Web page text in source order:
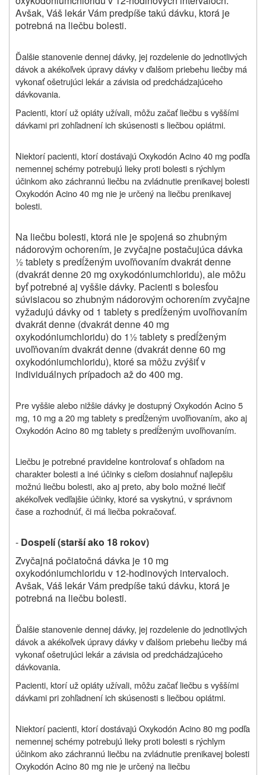
Avšak, Váš lekár Vám predpíše takú dávku, ktorá je
potrebná na liečbu bolesti.
Ďalšie stanovenie dennej dávky, jej rozdelenie do jednotlivých
dávok a akékoľvek úpravy dávky v ďalšom priebehu liečby má
vykonať ošetrujúci lekár a závisia od predchádzajúceho
dávkovania.
Pacienti, ktorí už opiáty užívali, môžu začať liečbu s vyššími
dávkami pri zohľadnení ich skúsenosti s liečbou opiátmi.
Niektorí pacienti, ktorí dostávajú Oxykodón Acino 40 mg podľa
nemennej schémy potrebujú lieky proti bolesti s rýchlym
účinkom ako záchrannú liečbu na zvládnutie prenikavej bolesti
Oxykodón Acino 40 mg nie je určený na liečbu prenikavej
bolesti.
Na liečbu bolesti, ktorá nie je spojená so zhubným
nádorovým ochorením, je zvyčajne postačujúca dávka
½ tablety s predĺženým uvoľňovaním dvakrát denne
(dvakrát denne 20 mg oxykodóniumchloridu), ale môžu
byť potrebné aj vyššie dávky. Pacienti s bolesťou
súvisiacou so zhubným nádorovým ochorením zvyčajne
vyžadujú dávky od 1 tablety s predĺženým uvoľňovaním
dvakrát denne (dvakrát denne 40 mg
oxykodóniumchloridu) do 1½ tablety s predĺženým
uvoľňovaním dvakrát denne (dvakrát denne 60 mg
oxykodóniumchloridu), ktoré sa môžu zvýšiť v
individuálnych prípadoch až do 400 mg.
Pre vyššie alebo nižšie dávky je dostupný Oxykodón Acino 5
mg, 10 mg a 20 mg tablety s predĺženým uvoľňovaním, ako aj
Oxykodón Acino 80 mg tablety s predĺženým uvoľňovaním.
Liečbu je potrebné pravidelne kontrolovať s ohľadom na
charakter bolesti a iné účinky s cieľom dosiahnuť najlepšiu
možnú liečbu bolesti, ako aj preto, aby bolo možné liečiť
akékoľvek vedľajšie účinky, ktoré sa vyskytnú, v správnom
čase a rozhodnúť, či má liečba pokračovať.
- Dospelí (starší ako 18 rokov)
Zvyčajná počiatočná dávka je 10 mg
oxykodóniumchloridu v 12-hodinových intervaloch.
Avšak, Váš lekár Vám predpíše takú dávku, ktorá je
potrebná na liečbu bolesti.
Ďalšie stanovenie dennej dávky, jej rozdelenie do jednotlivých
dávok a akékoľvek úpravy dávky v ďalšom priebehu liečby má
vykonať ošetrujúci lekár a závisia od predchádzajúceho
dávkovania.
Pacienti, ktorí už opiáty užívali, môžu začať liečbu s vyššími
dávkami pri zohľadnení ich skúsenosti s liečbou opiátmi.
Niektorí pacienti, ktorí dostávajú Oxykodón Acino 80 mg podľa
nemennej schémy potrebujú lieky proti bolesti s rýchlym
účinkom ako záchrannú liečbu na zvládnutie prenikavej bolesti
Oxykodón Acino 80 mg nie je určený na liečbu